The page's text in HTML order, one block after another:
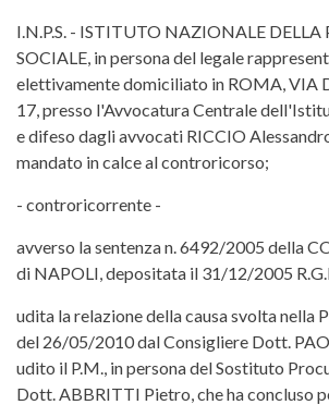
I.N.P.S. - ISTITUTO NAZIONALE DELLA
SOCIALE, in persona del legale
elettivamente domiciliato in ROMA, VIA
17, presso l'Avvocatura Centrale
e difeso dagli avvocati RICCIO
mandato in calce al controricorso;
- controricorrente -
avverso la sentenza n. 6492/2005 della
di NAPOLI, depositata il 31/12/2005
udita la relazione della causa svolta nella
del 26/05/2010 dal Consigliere Dott.
udito il P.M., in persona del Sostituto
Dott. ABBRITTI Pietro, che ha concluso